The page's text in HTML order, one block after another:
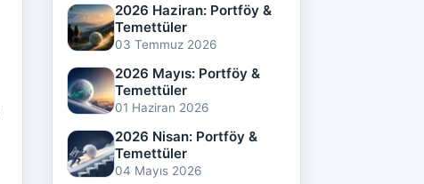
2026 Haziran: Portföy &
Temettüler
03 Temmuz 2026
2026 Mayıs: Portföy &
Temettüler
01 Haziran 2026
2026 Nisan: Portföy &
Temettüler
04 Mayıs 2026